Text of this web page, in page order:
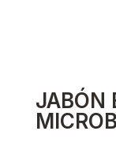
JABÓN
necesarias
para que
funcione la